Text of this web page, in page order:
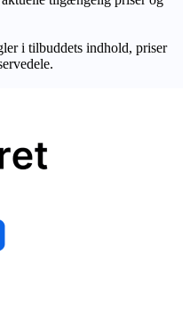
i tilbuddets indhold, priser